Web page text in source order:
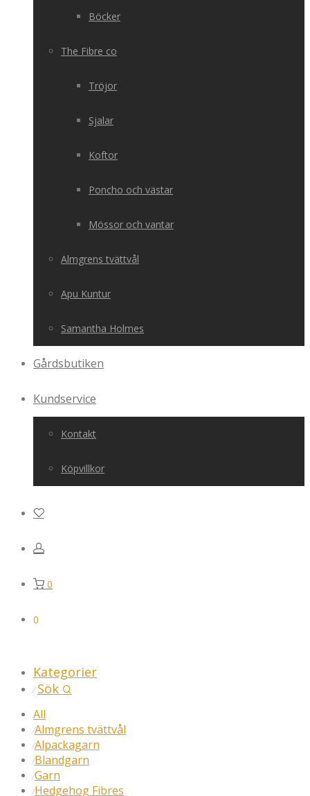
Böcker
The Fibre co
Tröjor
Sjalar
Koftor
Poncho och västar
Mössor och vantar
Almgrens tvättvål
Apu Kuntur
Samantha Holmes
Gårdsbutiken
Kundservice
Kontakt
Köpvillkor
0
0
Kategorier
⁄ Sök
All
⁄Almgrens tvättvål
⁄Alpackagarn
⁄Blandgarn
⁄Garn
⁄Hedgehog Fibres